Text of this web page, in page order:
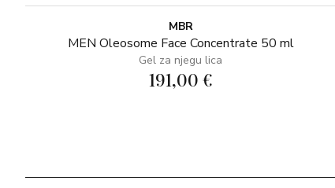
MBR
MEN Oleosome Face Concentrate 50 ml
Gel za njegu lica
191,00 €